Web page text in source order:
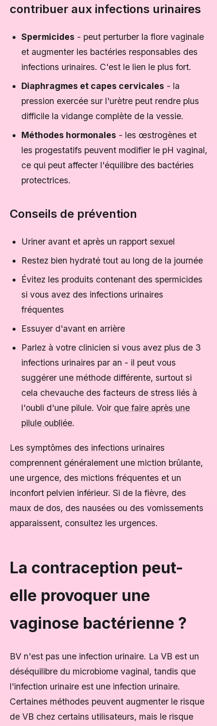
contribuer aux infections urinaires
Spermicides - peut perturber la flore vaginale
et augmenter les bactéries responsables des
infections urinaires. C'est le lien le plus fort.
Diaphragmes et capes cervicales - la
pression exercée sur l'urètre peut rendre plus
difficile la vidange complète de la vessie.
Méthodes hormonales - les œstrogènes et
les progestatifs peuvent modifier le pH vaginal,
ce qui peut affecter l'équilibre des bactéries
protectrices.
Conseils de prévention
Uriner avant et après un rapport sexuel
Restez bien hydraté tout au long de la journée
Évitez les produits contenant des spermicides
si vous avez des infections urinaires
fréquentes
Essuyer d'avant en arrière
Parlez à votre clinicien si vous avez plus de 3
infections urinaires par an - il peut vous
suggérer une méthode différente, surtout si
cela chevauche des facteurs de stress liés à
l'oubli d'une pilule. Voir que faire après une
pilule oubliée.
Les symptômes des infections urinaires
comprennent généralement une miction brûlante,
une urgence, des mictions fréquentes et un
inconfort pelvien inférieur. Si de la fièvre, des
maux de dos, des nausées ou des vomissements
apparaissent, consultez les urgences.
La contraception peut-
elle provoquer une
vaginose bactérienne ?
BV n'est pas une infection urinaire. La VB est un
déséquilibre du microbiome vaginal, tandis que
l'infection urinaire est une infection urinaire.
Certaines méthodes peuvent augmenter le risque
de VB chez certains utilisateurs, mais le risque